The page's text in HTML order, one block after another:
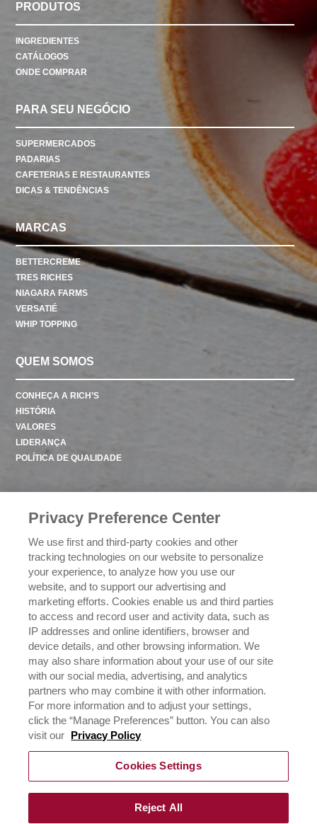
PRODUTOS
INGREDIENTES
CATÁLOGOS
ONDE COMPRAR
PARA SEU NEGÓCIO
SUPERMERCADOS
PADARIAS
CAFETERIAS E RESTAURANTES
DICAS & TENDÊNCIAS
MARCAS
BETTERCREME
TRES RICHES
NIAGARA FARMS
VERSATIÉ
WHIP TOPPING
QUEM SOMOS
CONHEÇA A RICH’S
HISTÓRIA
VALORES
LIDERANÇA
POLÍTICA DE QUALIDADE
POLÍTICA DE PRIVACIDADE
EXERCENDO SEUS DIREITOS DE PRIVACIDADE
Todos os direitos reservados.
Rich do Brasil LTDA
CNPJ 01.879.814/0001-00
Av. Francisco Matarazzo, 1400 - 10º andar
São Paulo/SP
Privacy Preference Center
We use first and third-party cookies and other
tracking technologies on our website to personalize
your experience, to analyze how you use our
website, and to support our advertising and
marketing efforts. Cookies enable us and third parties
to access and record user and activity data, such as
IP addresses and online identifiers, browser and
device details, and other browsing information. We
may also share information about your use of our site
with our social media, advertising, and analytics
partners who may combine it with other information.
For more information and to adjust your settings,
click the “Manage Preferences” button. You can also
visit our
Privacy Policy
Cookies Settings
Reject All